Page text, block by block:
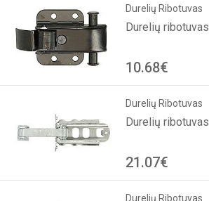
Durelių Ribotuvas
Durelių ribotuvas
10.68€
Durelių Ribotuvas
Durelių ribotuvas
21.07€
Durelių Ribotuvas